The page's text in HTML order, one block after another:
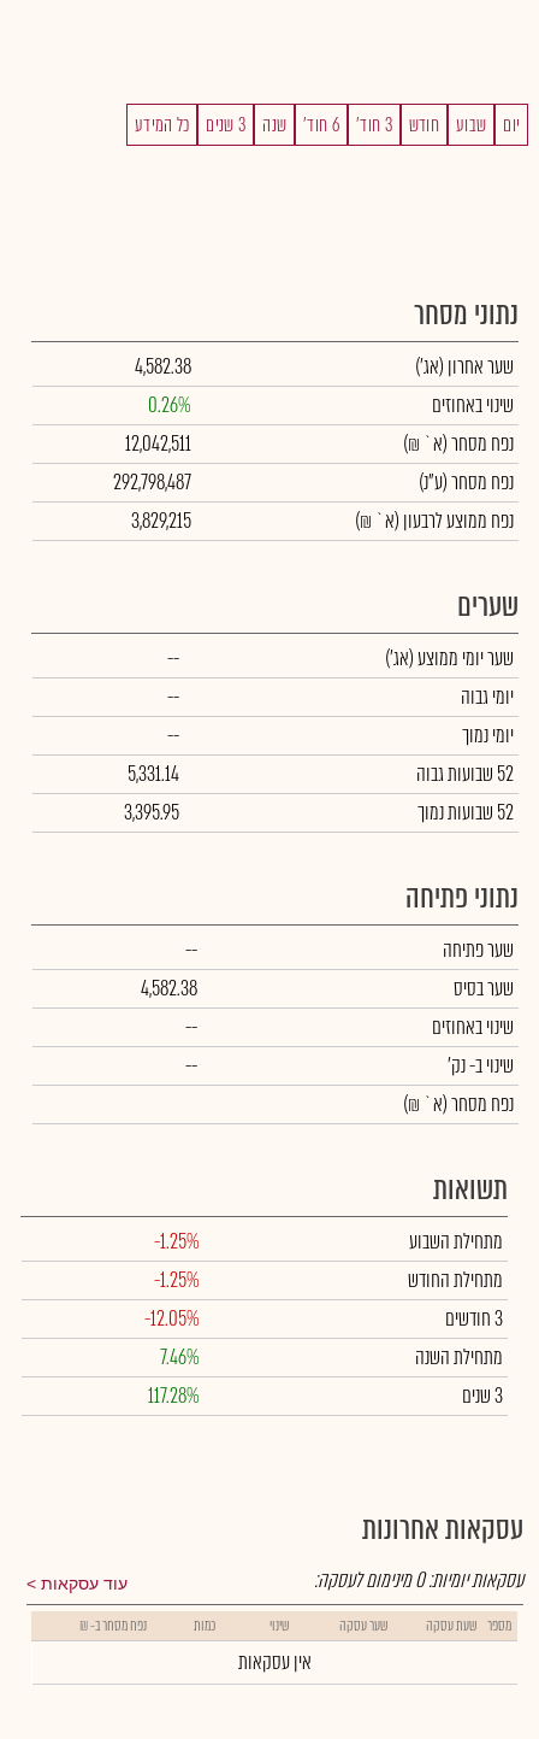
יום שבוע חודש 3 חוד' 6 חוד' שנה 3 שנים כל המידע
נתוני מסחר
שער אחרון (אג')
4,582.38
שינוי באחוזים
0.26%
נפח מסחר(א` ₪)
12,042,511
נפח מסחר(ע"נ)
292,798,487
נפח ממוצע לרבעון (א` ₪)
3,829,215
שערים
שער יומי ממוצע(אג')
--
יומי גבוה
--
יומי נמוך
--
52 שבועות גבוה
5,331.14
52 שבועות נמוך
3,395.95
נתוני פתיחה
שער פתיחה
--
שער בסיס
4,582.38
שינוי באחוזים
--
שינויב- נק'
--
נפח מסחר(א` ₪)
תשואות
מתחילת השבוע
-1.25%
מתחילת החודש
-1.25%
3 חודשים
-12.05%
מתחילת השנה
7.46%
3 שנים
117.28%
עסקאות אחרונות
עוד עסקאות עסקאות יומיות:0מינימום לעסקה:
מספר שעת עסקה שער עסקה שינוי כמות נפח מסחר ב- ₪
אין עסקאות